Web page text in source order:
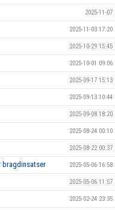
2025-11-07
2025-11-03 17:20
2025-10-29 15:45
2025-10-01 09:06
2025-09-17 15:13
2025-09-13 10:44
2025-09-08 18:20
2025-08-24 00:10
2025-08-22 00:37
bragdinsatser 2025-05-06 16:58
2025-05-06 11:57
2025-02-24 23:35